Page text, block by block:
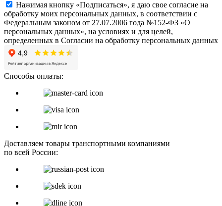
Нажимая кнопку «Подписаться», я даю свое согласие на
обработку моих персональных данных, в соответствии с
Федеральным законом от 27.07.2006 года №152-ФЗ «О
персональных данных», на условиях и для целей,
определенных в Согласии на обработку персональных данных
Способы оплаты:
Доставляем товары транспортными компаниями
по всей России: